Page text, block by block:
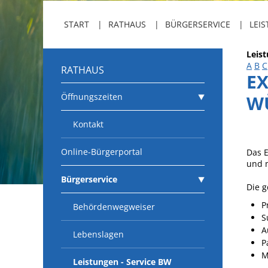
START RATHAUS BÜRGERSERVICE
RATHAUS
Öffnungszeiten
Kontakt
Online-Bürgerportal
Bürgerservice
Behördenwegweiser
Lebenslagen
Leistungen - Service BW
A B C
Das
und
Die